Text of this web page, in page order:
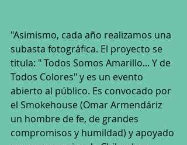
"Asimismo, cada año realizamos una
subasta fotográfica. El proyecto se
titula: " Todos Somos Amarillo... Y de
Todos Colores" ️y es un evento
abierto al público. Es convocado por
el Smokehouse (Omar Armendáriz
un hombre de fe, de grandes
compromisos y humildad) y apoyado